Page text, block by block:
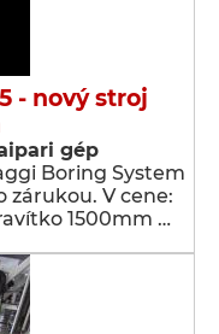
- nový stroj
gép
Boring System
zárukou. V cene:
1500mm …